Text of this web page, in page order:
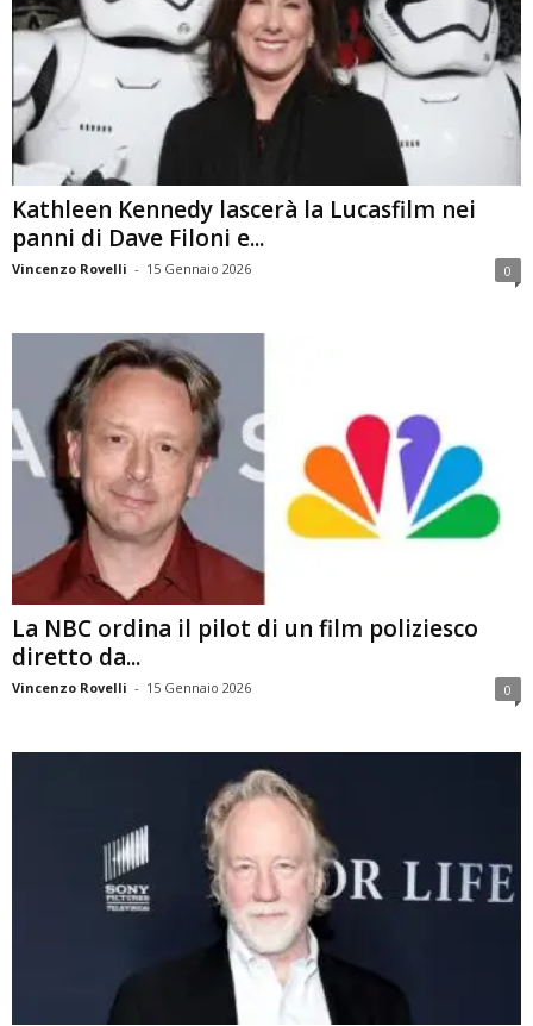
Kathleen Kennedy lascerà la Lucasfilm nei
panni di Dave Filoni e...
Vincenzo Rovelli - 15 Gennaio 2026 0
La NBC ordina il pilot di un film poliziesco
diretto da...
Vincenzo Rovelli - 15 Gennaio 2026 0